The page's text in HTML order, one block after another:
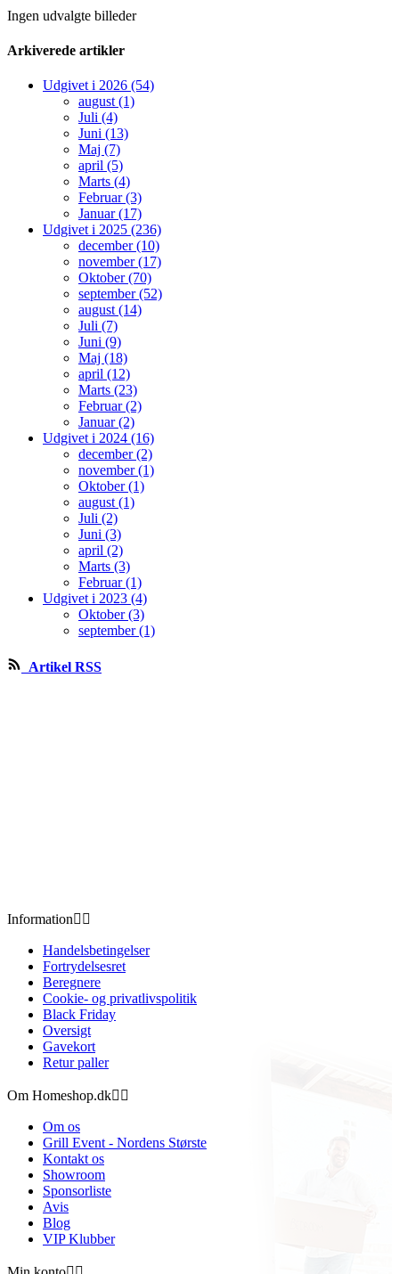
Ingen udvalgte billeder
Arkiverede artikler
Udgivet i 2026 (54)
august (1)
Juli (4)
Juni (13)
Maj (7)
april (5)
Marts (4)
Februar (3)
Januar (17)
Udgivet i 2025 (236)
december (10)
november (17)
Oktober (70)
september (52)
august (14)
Juli (7)
Juni (9)
Maj (18)
april (12)
Marts (23)
Februar (2)
Januar (2)
Udgivet i 2024 (16)
december (2)
november (1)
Oktober (1)
august (1)
Juli (2)
Juni (3)
april (2)
Marts (3)
Februar (1)
Udgivet i 2023 (4)
Oktober (3)
september (1)
Artikel RSS
Information 
Handelsbetingelser
Fortrydelsesret
Beregnere
Cookie- og privatlivspolitik
Black Friday
Oversigt
Gavekort
Retur paller
Om Homeshop.dk 
Om os
Grill Event - Nordens Største
Kontakt os
Showroom
Sponsorliste
Avis
Blog
VIP Klubber